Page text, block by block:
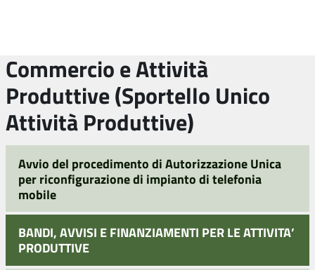
Commercio e Attività
Produttive (Sportello Unico
Attività Produttive)
Avvio del procedimento di Autorizzazione Unica
per riconfigurazione di impianto di telefonia
mobile
BANDI, AVVISI E FINANZIAMENTI PER LE ATTIVITA’
PRODUTTIVE